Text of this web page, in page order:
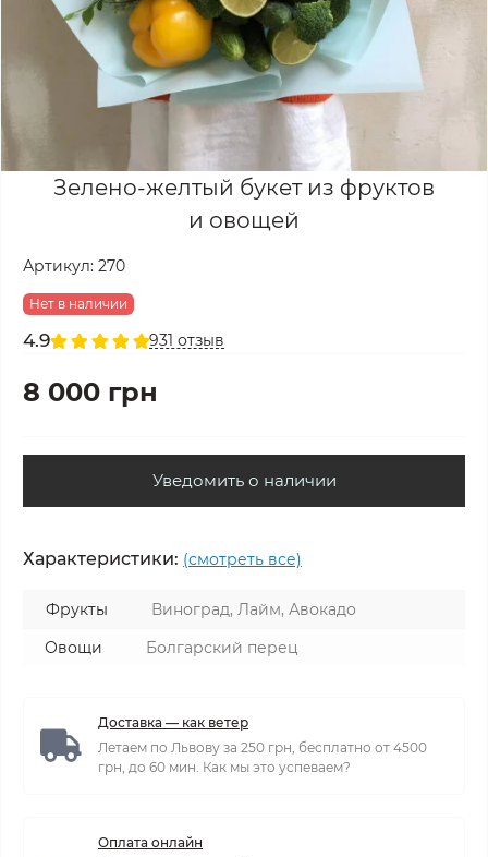
Зелено-желтый букет из фруктов
и овощей
Артикул: 270
Нет в наличии
4.9 931 отзыв
8 000 грн
Уведомить о наличии
Характеристики: (смотреть все)
Фрукты
Виноград, Лайм, Авокадо
Овощи
Болгарский перец
Доставка — как ветер
Летаем по Львову за 250 грн, бесплатно от 4500
грн, до 60 мин. Как мы это успеваем?
Оплата онлайн